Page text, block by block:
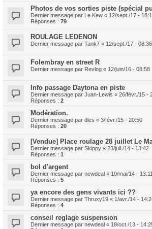
Photos de vos sorties piste (spécial
Dernier message par Le Kew « 12/sept./17 -
Réponses : 79
ROULAGE LEDENON
Dernier message par Tank7 « 12/sept./17 - 08:36
Folembray en street R
Dernier message par Revlog « 12/juin/16 - 08:58
Info passage Daytona en piste
Dernier message par Juan-Lewis « 26/févr./15 -
Réponses : 2
Modération.
Dernier message par dles « 3/févr./15 - 20:50
Réponses : 20
[Vendue] Place roulage 28 juillet Le
Dernier message par Skippy « 23/juil./14 - 13:42
Réponses : 1
bol d'argent
Dernier message par newdeal « 10/mai/14 - 13:11
Réponses : 5
ya encore des gens vivants ici ??
Dernier message par Thruxy19 « 1/avr./14 -
Réponses : 4
conseil reglage suspension
Dernier message par newdeal « 18/oct./13 -